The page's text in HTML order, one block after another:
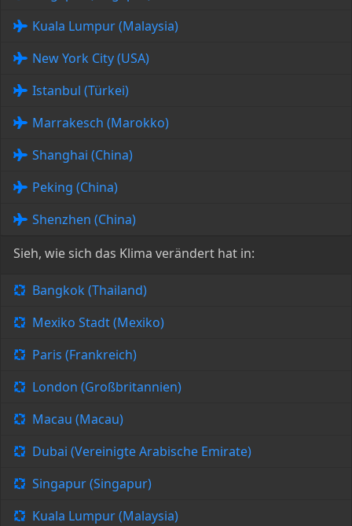
Kuala Lumpur (Malaysia)
New York City (USA)
Istanbul (Türkei)
Marrakesch (Marokko)
Shanghai (China)
Peking (China)
Shenzhen (China)
Sieh, wie sich das Klima verändert hat in:
Bangkok (Thailand)
Mexiko Stadt (Mexiko)
Paris (Frankreich)
London (Großbritannien)
Macau (Macau)
Dubai (Vereinigte Arabische Emirate)
Singapur (Singapur)
Kuala Lumpur (Malaysia)